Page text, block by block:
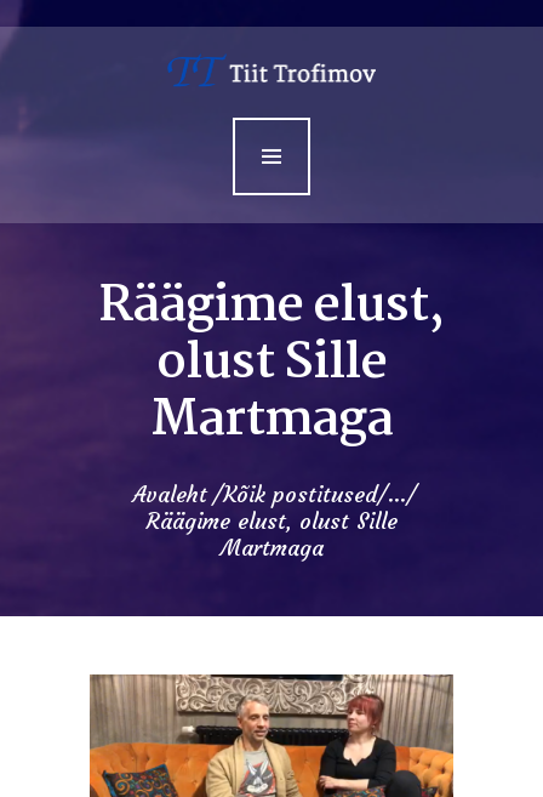
Räägime elust,
olust Sille
Martmaga
Avaleht Kõik postitused ...
Räägime elust, olust Sille
Martmaga
Avaleht
Minust
Sündmused